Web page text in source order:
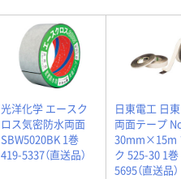
光洋化学 エースク
ロス気密防水両面
SBW5020BK 1巻
419-5337（直送品）
日東電工 日
両面テープ
30mm×15m
ク 525-30 1
5695（直送品）